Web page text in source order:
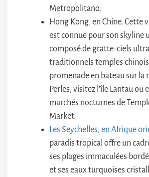
Metropolitano.
Hong Kong, en Chine. Cette
est connue pour son skyline
composé de gratte-ciels
traditionnels temples
promenade en bateau sur la
Perles, visitez l’île Lantau ou
marchés nocturnes de
Market.
Les Seychelles, en Afrique
paradis tropical offre un
ses plages immaculées
et ses eaux turquoises